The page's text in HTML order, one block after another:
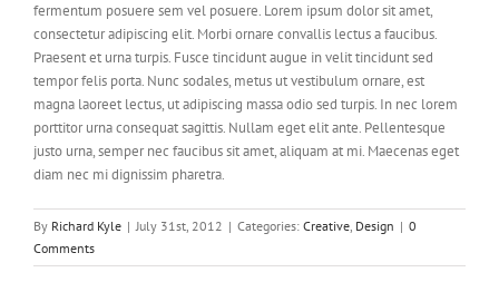
fermentum posuere sem vel posuere. Lorem ipsum dolor sit amet,
consectetur adipiscing elit. Morbi ornare convallis lectus a faucibus.
Praesent et urna turpis. Fusce tincidunt augue in velit tincidunt sed
tempor felis porta. Nunc sodales, metus ut vestibulum ornare, est
magna laoreet lectus, ut adipiscing massa odio sed turpis. In nec lorem
porttitor urna consequat sagittis. Nullam eget elit ante. Pellentesque
justo urna, semper nec faucibus sit amet, aliquam at mi. Maecenas eget
diam nec mi dignissim pharetra.
By Richard Kyle | July 31st, 2012 | Categories: Creative, Design | 0
Comments